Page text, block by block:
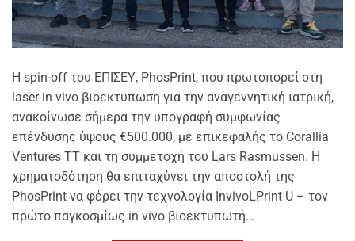
Η spin-off του ΕΠΙΣΕΥ, PhosPrint, που πρωτοπορεί στη
laser in vivo βιοεκτύπωση για την αναγεννητική ιατρική,
ανακοίνωσε σήμερα την υπογραφή συμφωνίας
επένδυσης ύψους €500.000, με επικεφαλής το Corallia
Ventures TT και τη συμμετοχή του Lars Rasmussen. Η
χρηματοδότηση θα επιταχύνει την αποστολή της
PhosPrint να φέρει την τεχνολογία InvivoLPrint-U – τον
πρώτο παγκοσμίως in vivo βιοεκτυπωτή…